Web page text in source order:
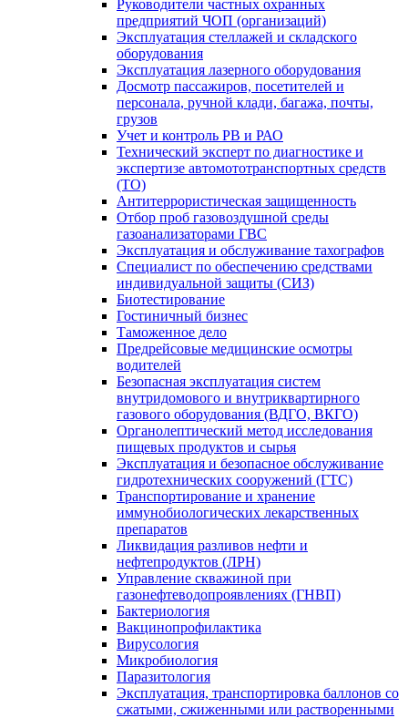
Руководители частных охранных
предприятий ЧОП (организаций)
Эксплуатация стеллажей и складского
оборудования
Эксплуатация лазерного оборудования
Досмотр пассажиров, посетителей и
персонала, ручной клади, багажа, почты,
грузов
Учет и контроль РВ и РАО
Технический эксперт по диагностике и
экспертизе автомототранспортных средств
(ТО)
Антитеррористическая защищенность
Отбор проб газовоздушной среды
газоанализаторами ГВС
Эксплуатация и обслуживание тахографов
Специалист по обеспечению средствами
индивидуальной защиты (СИЗ)
Биотестирование
Гостиничный бизнес
Таможенное дело
Предрейсовые медицинские осмотры
водителей
Безопасная эксплуатация систем
внутридомового и внутриквартирного
газового оборудования (ВДГО, ВКГО)
Органолептический метод исследования
пищевых продуктов и сырья
Эксплуатация и безопасное обслуживание
гидротехнических сооружений (ГТС)
Транспортирование и хранение
иммунобиологических лекарственных
препаратов
Ликвидация разливов нефти и
нефтепродуктов (ЛРН)
Управление скважиной при
газонефтеводопроявлениях (ГНВП)
Бактериология
Вакцинопрофилактика
Вирусология
Микробиология
Паразитология
Эксплуатация, транспортировка баллонов со
сжатыми, сжиженными или растворенными